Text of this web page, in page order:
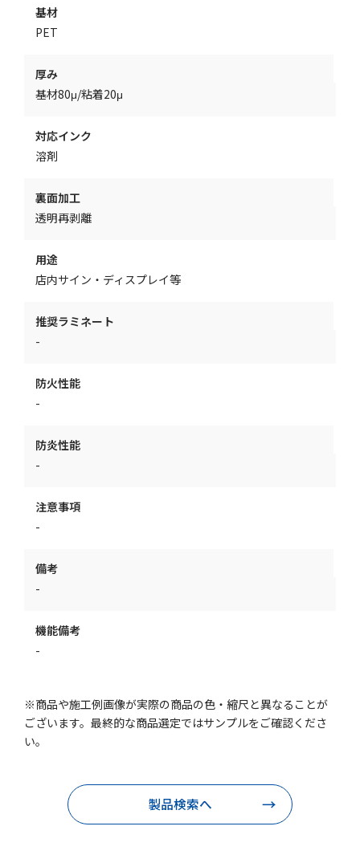
基材
PET
厚み
基材80μ/粘着20μ
対応インク
溶剤
裏面加工
透明再剥離
用途
店内サイン・ディスプレイ等
推奨ラミネート
-
防火性能
-
防炎性能
-
注意事項
-
備考
-
機能備考
-
※商品や施工例画像が実際の商品の色・縮尺と異なることが
ございます。最終的な商品選定ではサンプルをご確認くださ
い。
製品検索へ